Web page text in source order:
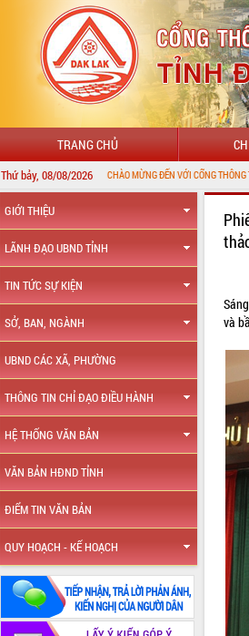
TRANG CHỦ
Thứ bảy, 08/08/2026
GIỚI THIỆU
LÃNH ĐẠO UBND TỈNH
TIN TỨC SỰ KIỆN
SỞ, BAN, NGÀNH
UBND CÁC XÃ, PHƯỜNG
THÔNG TIN CHỈ ĐẠO ĐIỀU HÀNH
HỆ THỐNG VĂN BẢN
VĂN BẢN HĐND TỈNH
ĐIỂM TIN VĂN BẢN
QUY HOẠCH - KẾ HOẠCH
và